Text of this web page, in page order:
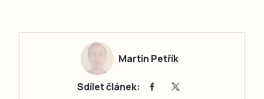
Martin Petřík
Sdílet článek: